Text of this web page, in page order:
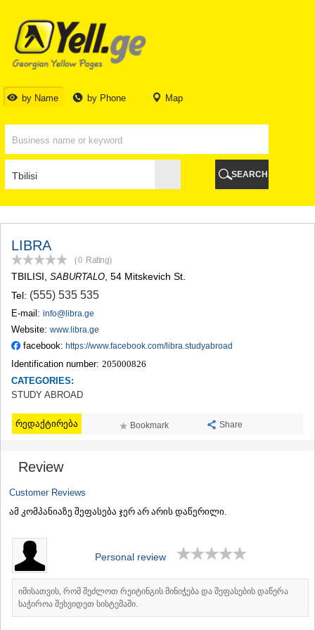
by Name by Phone Map
TBILISI
TBILISI
ABKHAZIA
GALI
BATUMI
KOBULETI
SHUAKHEVI
CHAKVI
OZURGETI
CHOKHATAURI
UREKI
IMERETI
BAGHDATI
VANI
ZESTAPONI
TERJOLA
SAMTREDIA
TKIBULI
KUTAISI
TSKALTUBO
KHARAGAULI
AKHMETA
DEDOPLISTSKARO
TELAVI
SAGAREJO
SIGNAGI
KVARELI
TSNORI
MTSKHETA-MTIANETI
SEARCH
LIBRA
(0 Rating)
TBILISI SABURTALO , 54 Mitskevich St.
Tel: (555) 535 535
E-mail: info@libra.ge
Website: www.libra.ge
facebook: https://www.facebook.com/libra.studyabroad
Identification number: 205000826
CATEGORIES:
STUDY ABROAD
რედაქტირება Bookmark Share
Review
Customer Reviews
ამ კომპანიაზე შეფასება ჯერ არ არის დაწერილი.
Personal review
იმისათვის, რომ შეძლოთ რეიტინგის მინიჭება და შეფასების დაწერა
საჭიროა შეხვიდეთ სისტემაში.